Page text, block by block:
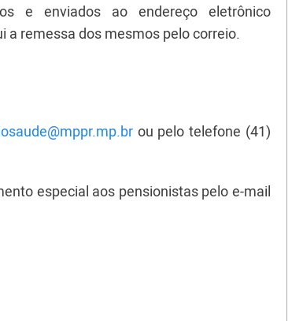
e enviados ao endereço eletrônico
remessa dos mesmos pelo correio.
ou pelo telefone (41)
especial aos pensionistas pelo e-mail